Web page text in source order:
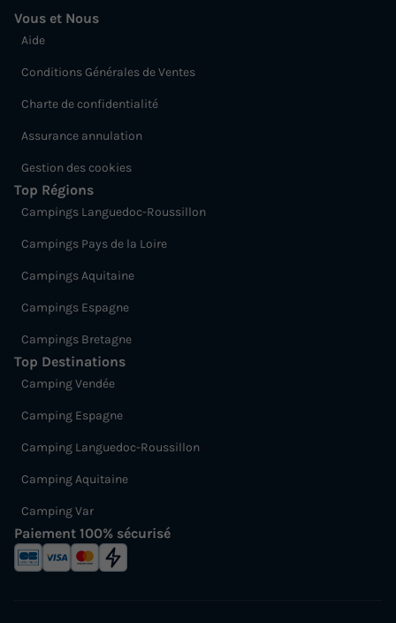
Vous et Nous
Aide
Conditions Générales de Ventes
Charte de confidentialité
Assurance annulation
Gestion des cookies
Top Régions
Campings Languedoc-Roussillon
Campings Pays de la Loire
Campings Aquitaine
Campings Espagne
Campings Bretagne
Top Destinations
Camping Vendée
Camping Espagne
Camping Languedoc-Roussillon
Camping Aquitaine
Camping Var
Paiement 100% sécurisé